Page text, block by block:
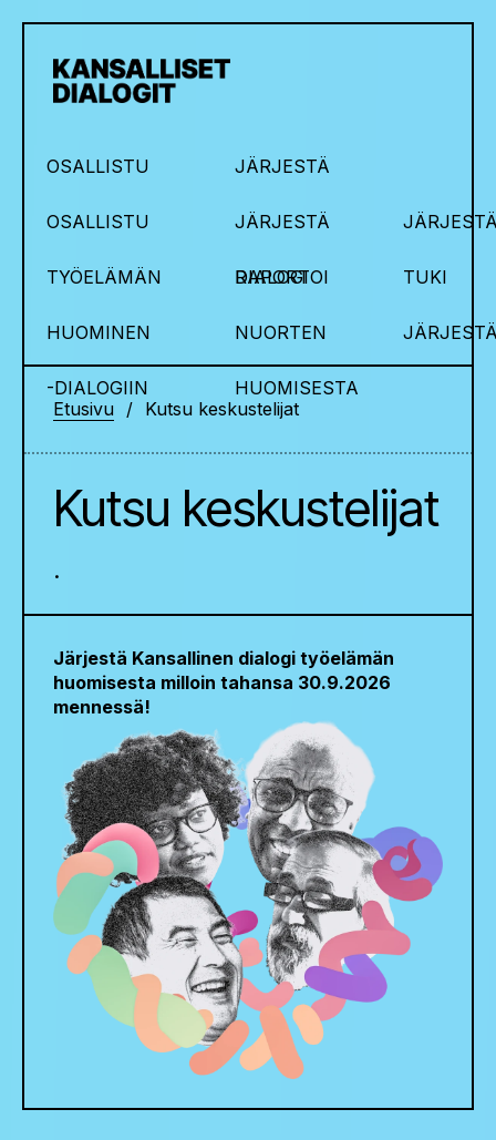
OSALLISTU
OSALLISTU
TYÖELÄMÄN
HUOMINEN
-DIALOGIIN
JÄRJESTÄ
JÄRJESTÄ
DIALOGI
NUORTEN
HUOMISESTA
RAPORTOI TUKI
Etusivu Kutsu keskustelijat
Kutsu keskustelijat
.
Järjestä Kansallinen dialogi työelämän
huomisesta milloin tahansa 30.9.2026
mennessä!